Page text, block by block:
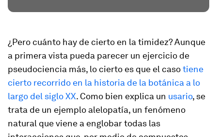
¿Pero cuánto hay de cierto en la timidez? Aunque
a primera vista pueda parecer un ejercicio de
pseudociencia más, lo cierto es que el casotiene
cierto recorrido en la historia de la botánica a lo
largo del siglo XX. Como bien explica un usario, se
trata de un ejemplo alelopatía, un fenómeno
natural que viene a englobar todas las